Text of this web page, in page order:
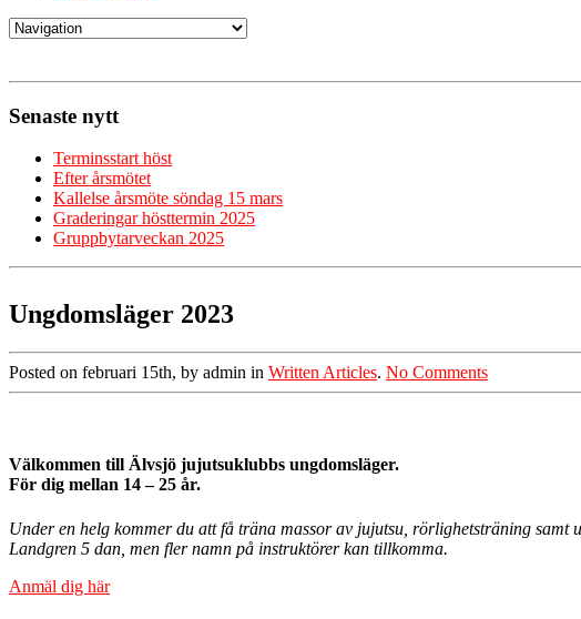
Senaste nytt
Terminsstart höst
Efter årsmötet
Kallelse årsmöte söndag 15 mars
Graderingar hösttermin 2025
Gruppbytarveckan 2025
Ungdomsläger 2023
Posted on februari 15th, by admin in Written Articles. No Comments
Välkommen till Älvsjö jujutsuklubbs ungdomsläger.
För dig mellan 14 – 25 år.
Under en helg kommer du att få träna massor av jujutsu, rörlighetsträning
Landgren 5 dan, men fler namn på instruktörer kan tillkomma.
Anmäl dig här